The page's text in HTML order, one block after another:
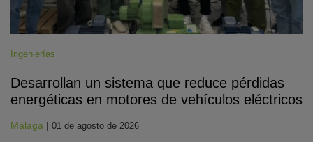
Ingenierías
Desarrollan un sistema que reduce pérdidas
energéticas en motores de vehículos eléctricos
Málaga | 01 de agosto de 2026